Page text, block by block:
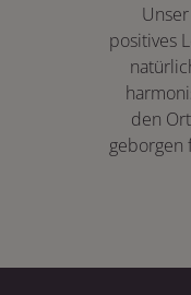
positives
den
geborgen